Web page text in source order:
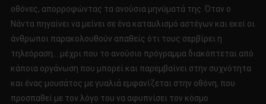
οθόνες, απορροφώντας τα ανούσια μηνύματά της. Όταν ο
Νάντα πηγαίνει να μείνει σε ένα καταυλισμό αστέγων και εκεί οι
άνθρωποι παρακολουθούν απαθείς ότι τους σερβίρει η
τηλεόραση… μέχρι που το ανούσιο πρόγραμμα διακόπτεται από
κάποια οργάνωση που μπορεί και παρεμβαίνει στην συχνότητα
και ένας μουσάτος με γυαλιά εμφανίζεται στην οθόνη, που
προσπαθεί με τον λόγο του να αφυπνίσει τον κόσμο